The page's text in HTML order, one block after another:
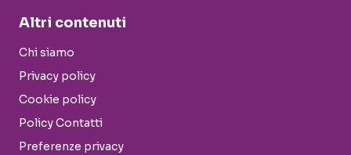
Altri contenuti
Chi siamo
Privacy policy
Cookie policy
Policy Contatti
Preferenze privacy